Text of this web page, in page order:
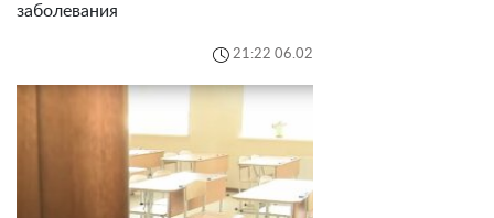
заболевания
21:22 06.02